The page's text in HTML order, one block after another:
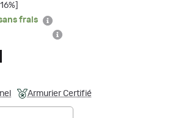
frais
Armurier Certifié